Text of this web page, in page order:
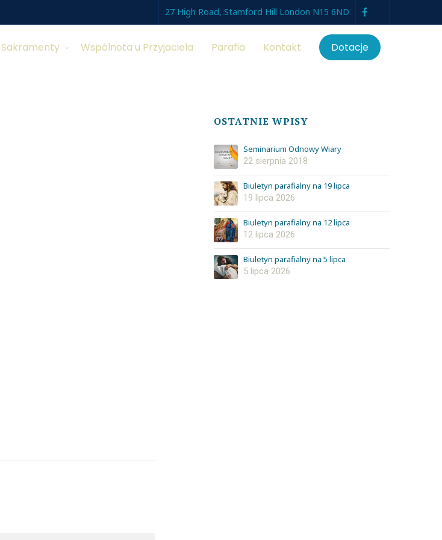
27 High Road, Stamford Hill London N15 6ND
Sakramenty Wspólnota u Przyjaciela Parafia Kontakt Dotacje
OSTATNIE WPISY
Seminarium Odnowy Wiary
22 sierpnia 2018
Biuletyn parafialny na 19 lipca
19 lipca 2026
Biuletyn parafialny na 12 lipca
12 lipca 2026
Biuletyn parafialny na 5 lipca
5 lipca 2026